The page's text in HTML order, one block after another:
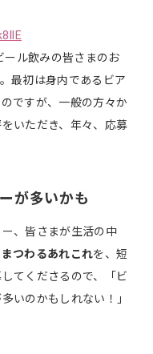
ール飲みの皆さまのお
最初は身内であるビア
ですが、一般の方々か
いただき、年々、応募
が多いかも
、皆さまが生活の中
つわるあれこれを、短
てくださるので、「ビ
いのかもしれない！」